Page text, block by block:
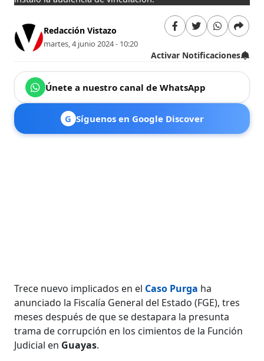
Redacción Vistazo
martes, 4 junio 2024 - 10:20
Activar Notificaciones
Únete a nuestro canal de WhatsApp
G Síguenos en Google Discover
Trece nuevo implicados en el Caso Purga ha
anunciado la Fiscalía General del Estado (FGE), tres
meses después de que se destapara la presunta
trama de corrupción en los cimientos de la Función
Judicial en Guayas.